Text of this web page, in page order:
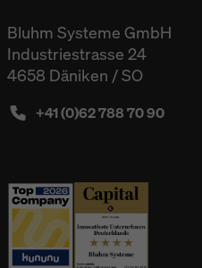
Bluhm Systeme GmbH
Industriestrasse 24
4658 Däniken / SO
+41 (0)62 788 70 90